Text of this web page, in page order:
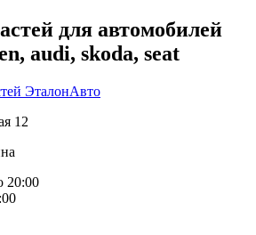
для автомобилей
audi, skoda, seat
12
20:00